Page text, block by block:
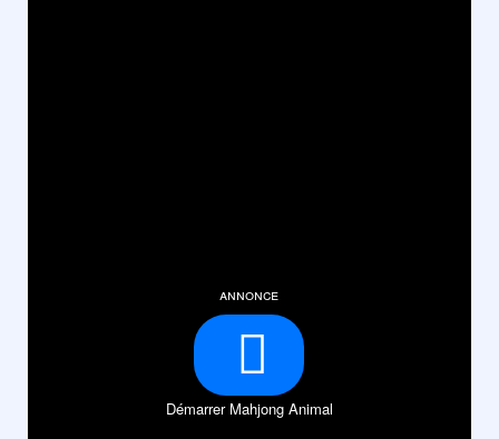
annonce
Démarrer Mahjong Animal